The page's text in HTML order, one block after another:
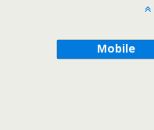
Mobile